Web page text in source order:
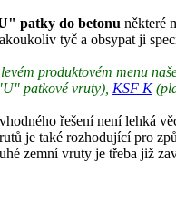
patky do betonu některé
tyč a obsypat ji
produktovém menu
patkové vruty), KSF K
řešení není lehká
je také rozhodující pro
zemní vruty je třeba již